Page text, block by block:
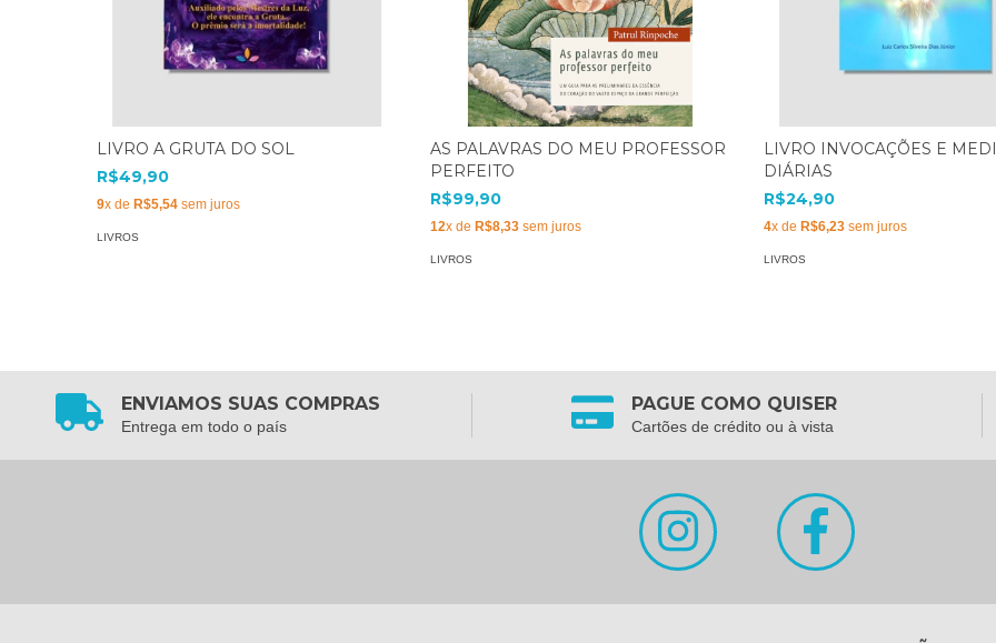
LIVRO A GRUTA DO SOL
R$49,90
9x de R$5,54 sem juros
LIVROS
AS PALAVRAS DO MEU PROFESSOR
PERFEITO
R$99,90
12x de R$8,33 sem juros
LIVROS
LIVRO INVOCAÇÕES E
DIÁRIAS
R$24,90
4x de R$6,23 sem juros
LIVROS
ENVIAMOS SUAS COMPRAS
Entrega em todo o país
PAGUE COMO QUISER
Cartões de crédito ou à vista